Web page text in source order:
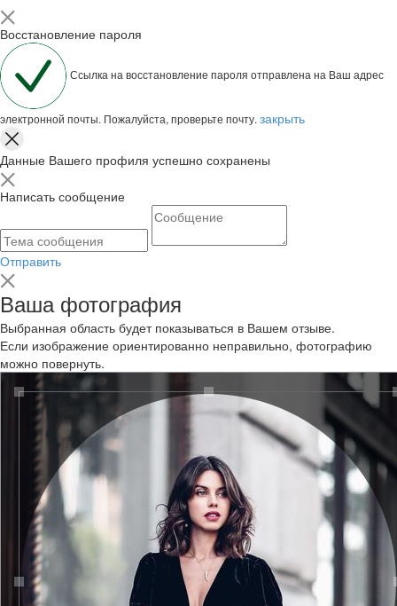
Восстановление пароля
Ссылка на восстановление пароля отправлена на Ваш адрес
электронной почты. Пожалуйста, проверьте почту. закрыть
Данные Вашего профиля успешно сохранены
Написать сообщение
Отправить
Ваша фотография
Выбранная область будет показываться в Вашем отзыве.
Если изображение ориентированно неправильно, фотографию
можно повернуть.